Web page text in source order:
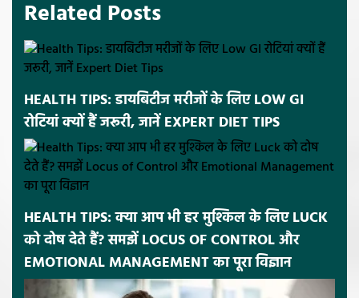
Related Posts
HEALTH TIPS: डायबिटीज मरीजों के लिए LOW GI
रोटियां क्यों हैं जरूरी, जानें EXPERT DIET TIPS
HEALTH TIPS: क्या आप भी हर मुश्किल के लिए LUCK
को दोष देते हैं? समझें LOCUS OF CONTROL और
EMOTIONAL MANAGEMENT का पूरा विज्ञान